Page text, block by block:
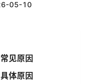
05-10
见原因
体原因